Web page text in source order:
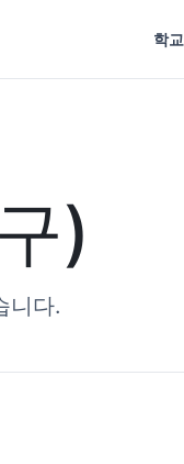
학
)
니다.